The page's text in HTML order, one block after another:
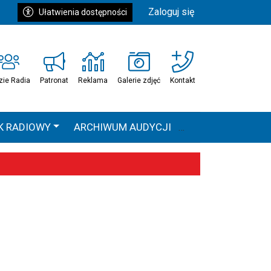
Ułatwienia dostępności Zaloguj się
Radia Patronat Reklama Galerie zdjęć Kontakt
RADIOWY ARCHIWUM AUDYCJI
HEAVEN TOUR